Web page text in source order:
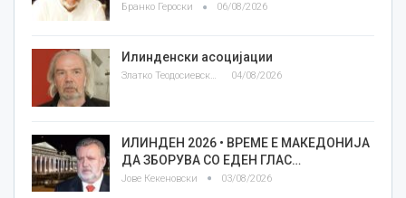
Бранко Героски 06/08/2026
Илинденски асоцијации
Златко Теодосиевски 04/08/2026
ИЛИНДЕН 2026 • ВРЕМЕ Е МАКЕДОНИЈА
ДА ЗБОРУВА СО ЕДЕН ГЛАС…
Јове Кекеновски 03/08/2026